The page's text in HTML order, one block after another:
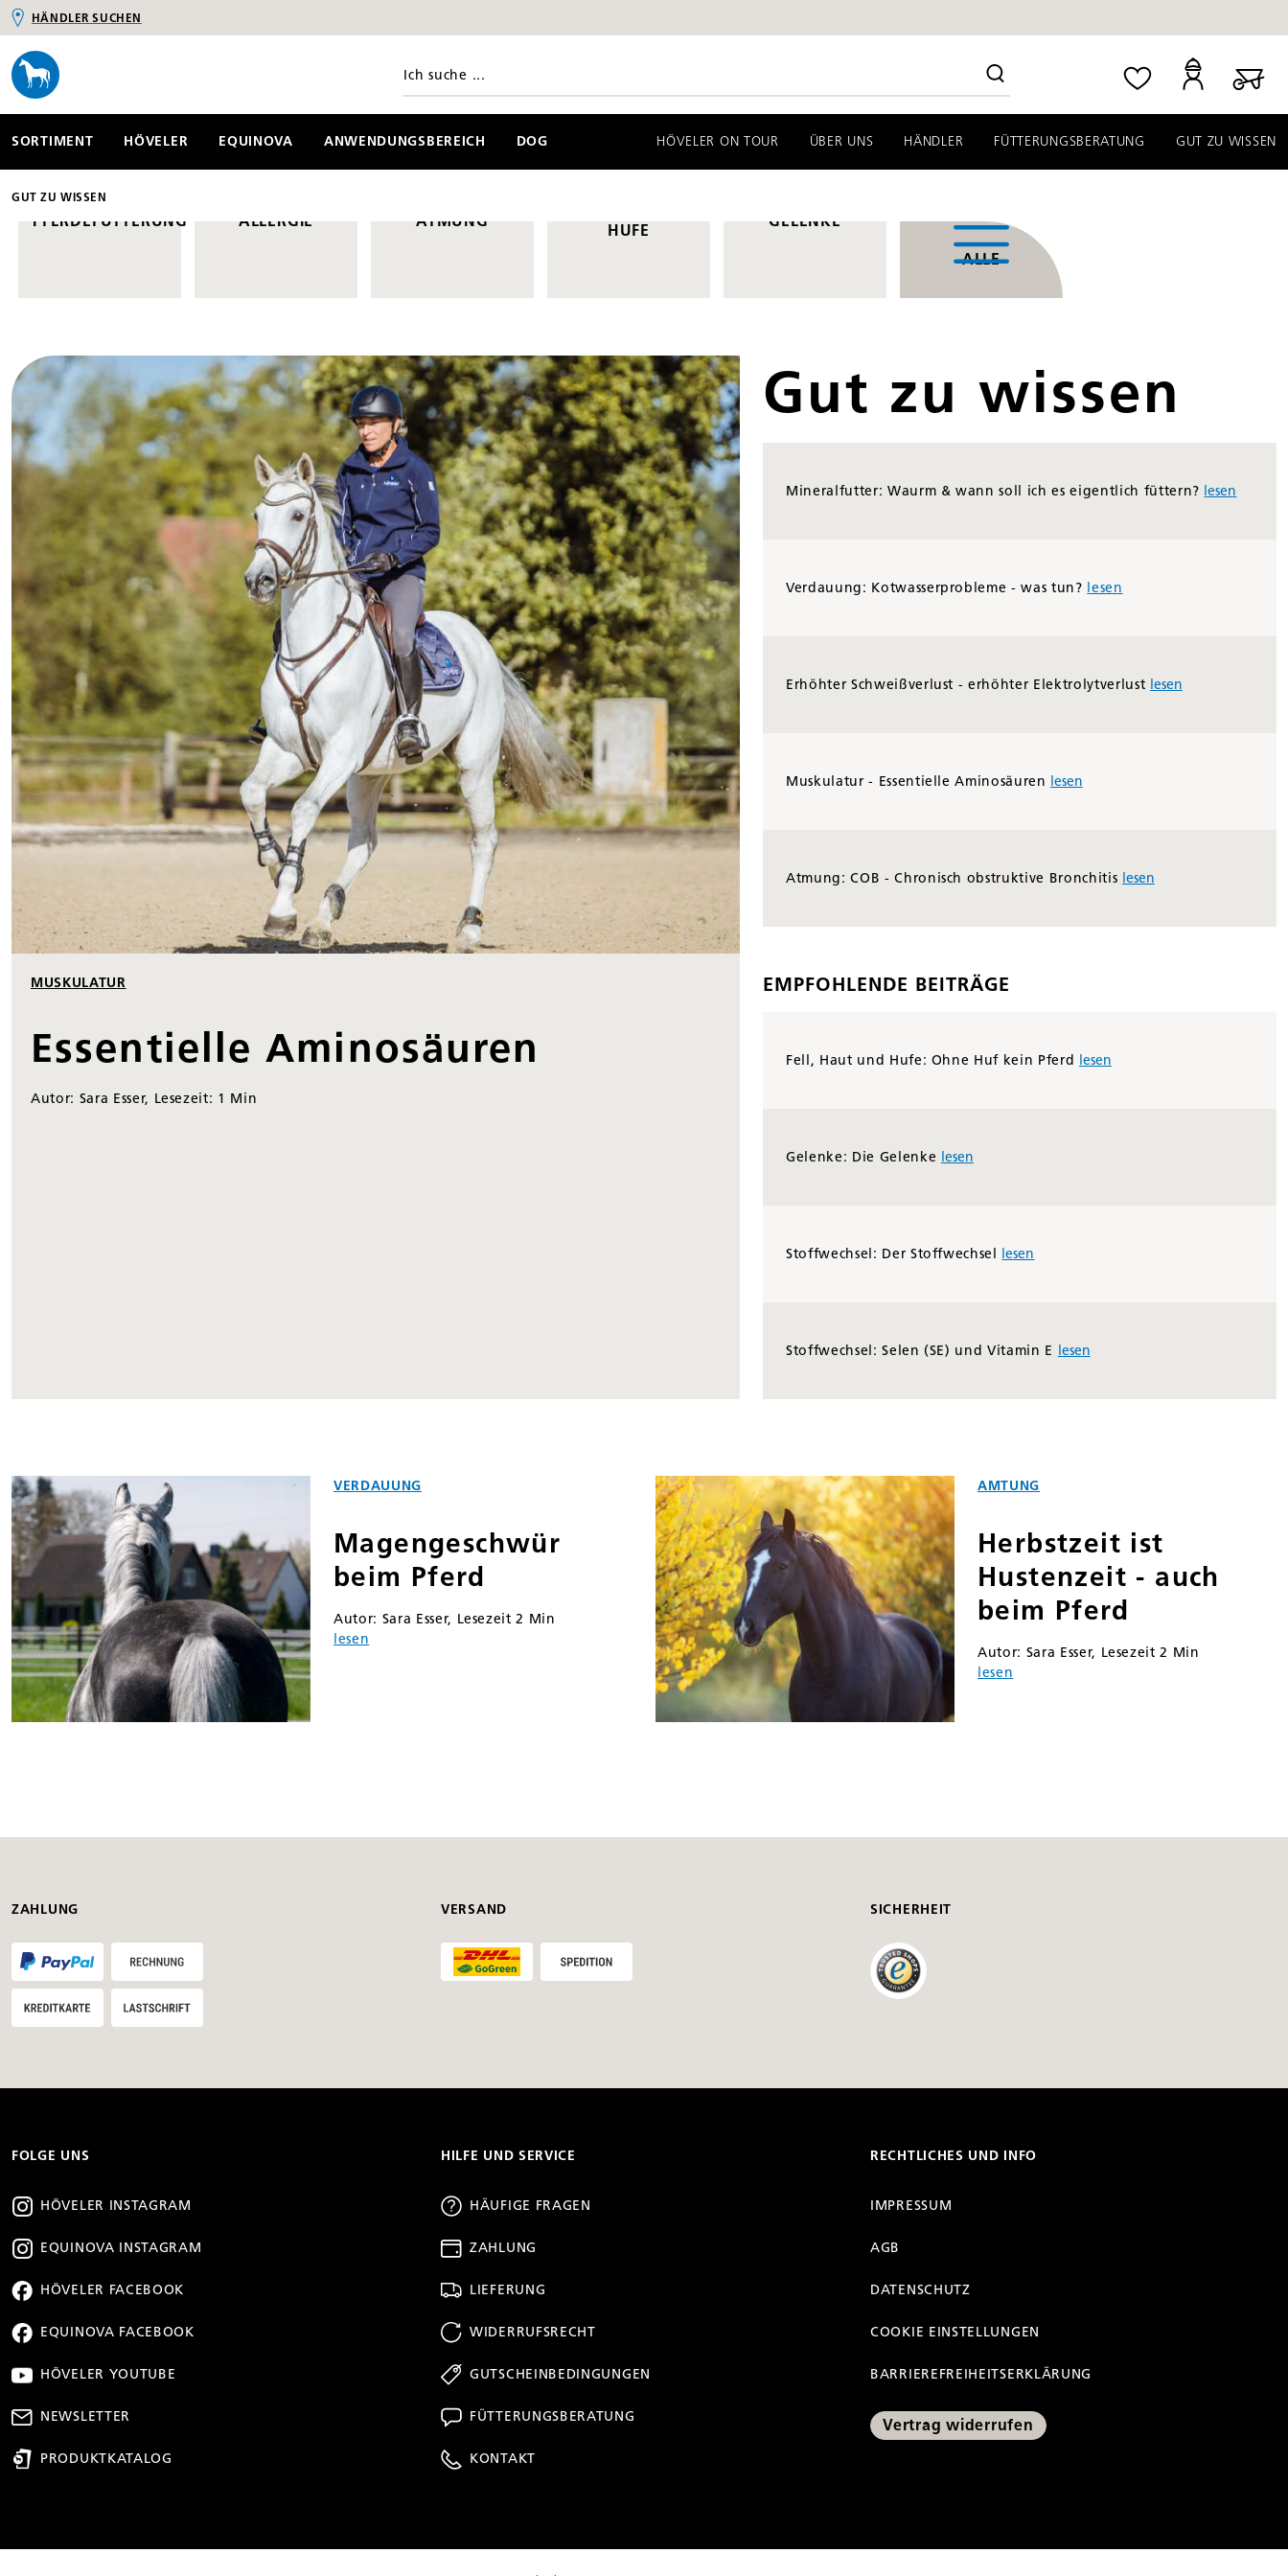
Zur Hauptnavigation springen
HÄNDLER SUCHEN
SORTIMENT HÖVELER EQUINOVA ANWENDUNGSBEREICH DOG HÖVELER ON TOUR ÜBER UNS HÄNDLER FÜTTERUNGSBERATUNG GUT ZU WISSEN
GUT ZU WISSEN
PFERDEFÜTTERUNG ALLERGIE ATMUNG
HUFE
GELENKE
ALLE
MUSKULATUR
Essentielle Aminosäuren
Autor: Sara Esser, Lesezeit: 1 Min
Gut zu wissen
Mineralfutter: Waurm & wann soll ich es eigentlich füttern? lesen
Verdauung: Kotwasserprobleme - was tun? lesen
Erhöhter Schweißverlust - erhöhter Elektrolytverlust lesen
Muskulatur - Essentielle Aminosäuren lesen
Atmung: COB - Chronisch obstruktive Bronchitis lesen
EMPFOHLENDE BEITRÄGE
Fell, Haut und Hufe: Ohne Huf kein Pferd lesen
Gelenke: Die Gelenke lesen
Stoffwechsel: Der Stoffwechsel lesen
Stoffwechsel: Selen (SE) und Vitamin E lesen
VERDAUUNG
Magengeschwür
beim Pferd
Autor: Sara Esser, Lesezeit 2 Min
lesen
AMTUNG
Herbstzeit ist
Hustenzeit - auch
beim Pferd
Autor: Sara Esser, Lesezeit 2 Min
lesen
ZAHLUNG VERSAND SICHERHEIT
FOLGE UNS
HÖVELER INSTAGRAM
EQUINOVA INSTAGRAM
HÖVELER FACEBOOK
EQUINOVA FACEBOOK
HÖVELER YOUTUBE
NEWSLETTER
PRODUKTKATALOG
HILFE UND SERVICE
HÄUFIGE FRAGEN
ZAHLUNG
LIEFERUNG
WIDERRUFSRECHT
GUTSCHEINBEDINGUNGEN
FÜTTERUNGSBERATUNG
KONTAKT
RECHTLICHES UND INFO
IMPRESSUM
AGB
DATENSCHUTZ
COOKIE EINSTELLUNGEN
BARRIEREFREIHEITSERKLÄRUNG
Vertrag widerrufen